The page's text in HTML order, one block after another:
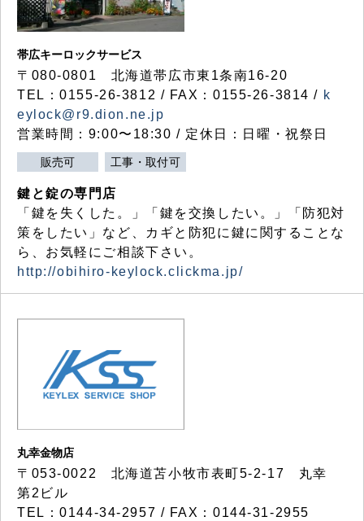
帯広キーロックサービス
〒080-0801 北海道帯広市東1条南16-20
TEL：0155-26-3812 / FAX：0155-26-3814 / k
eylock@r9.dion.ne.jp
営業時間：9:00〜18:30 / 定休日：日曜・祝祭日
販売可 工事・取付可
鍵と錠の専門店
「鍵を失くした。」「鍵を交換したい。」「防犯対
策をしたい」など、カギと防犯に鍵に関することな
ら、お気軽にご相談下さい。
http://obihiro-keylock.clickma.jp/
丸幸金物店
〒053-0022 北海道苫小牧市表町5-2-17 丸幸
第2ビル
TEL：0144-34-2957 / FAX：0144-31-2955